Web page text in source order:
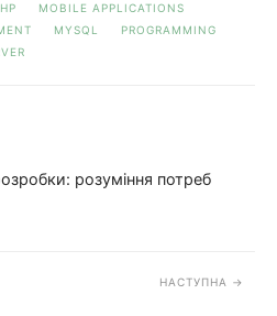
MOBILE APPLICATIONS
MYSQL
PROGRAMMING
розуміння потреб
НАСТУПНА